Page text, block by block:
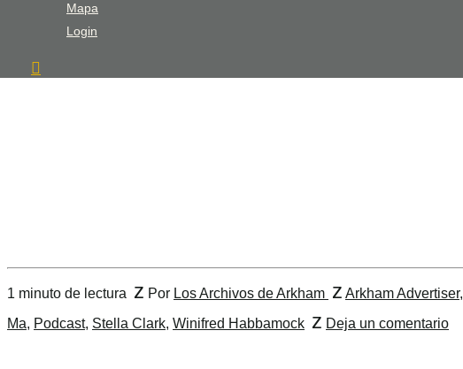
Mapa
Login
1 minuto de lectura z Por Los Archivos de Arkham z Arkham Advertiser,
Ma, Podcast, Stella Clark, Winifred Habbamock z Deja un comentario